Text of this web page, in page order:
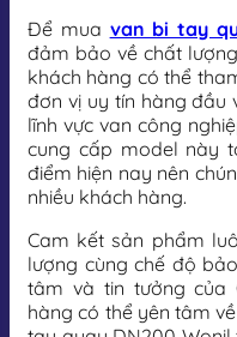
Để mua van bi tay
đảm bảo về chất
khách hàng có thể
đơn vị uy tín hàng đầu
lĩnh vực van công
cung cấp model này
điểm hiện nay nên
nhiều khách hàng.
Cam kết sản phẩm
lượng cùng chế độ
tâm và tin tưởng của
hàng có thể yên tâm